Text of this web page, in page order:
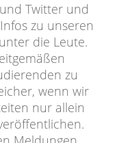
Twitter und
zu unseren
die Leute.
zu
wenn wir
nur allein